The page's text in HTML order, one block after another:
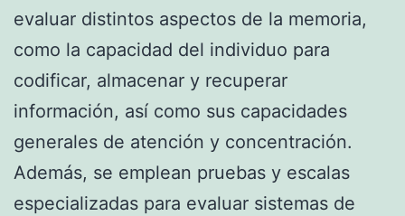
evaluar distintos aspectos de la memoria,
como la capacidad del individuo para
codificar, almacenar y recuperar
información, así como sus capacidades
generales de atención y concentración.
Además, se emplean pruebas y escalas
especializadas para evaluar sistemas de